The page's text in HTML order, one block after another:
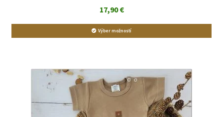
17,90€
Výber možností